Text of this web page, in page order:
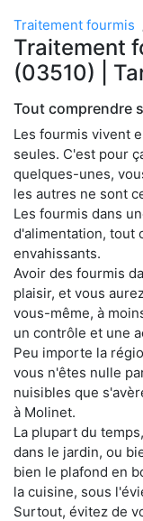
Traitement fourmis
Traitement
(03510) |
Tout comprendre
Les fourmis vivent
seules. C'est pour
quelques-unes,
les autres ne sont
Les fourmis dans
d'alimentation, tout
envahissants.
Avoir des fourmis
plaisir, et vous
vous-même, à
un contrôle et une
Peu importe la
vous n'êtes nulle
nuisibles que
à Molinet.
La plupart du
dans le jardin, ou
bien le plafond en
la cuisine, sous
Surtout, évitez de